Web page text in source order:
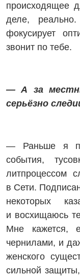
происходящее
деле,
фокусирует
звонит по тебе.
— А за
серьёзно
— Раньше я
события,
литпроцессом
в Сети.
некоторых
и восхищаюсь
Мне кажется,
чернилами, и
женского
сильной